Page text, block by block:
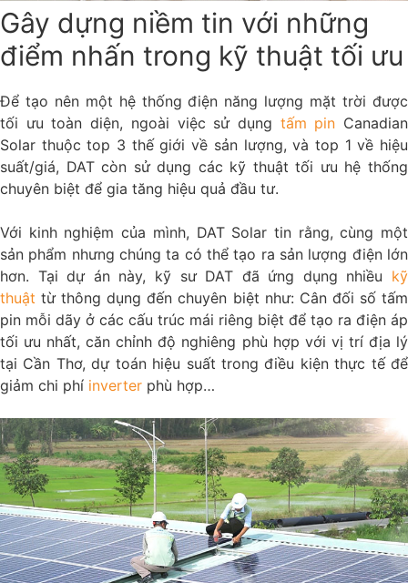
Gây dựng niềm tin với những
điểm nhấn trong kỹ thuật tối ưu
Để tạo nên một hệ thống điện năng lượng mặt trời được
tối ưu toàn diện, ngoài việc sử dụng tấm pin Canadian
Solar thuộc top 3 thế giới về sản lượng, và top 1 về hiệu
suất/giá, DAT còn sử dụng các kỹ thuật tối ưu hệ thống
chuyên biệt để gia tăng hiệu quả đầu tư.
Với kinh nghiệm của mình, DAT Solar tin rằng, cùng một
sản phẩm nhưng chúng ta có thể tạo ra sản lượng điện lớn
hơn. Tại dự án này, kỹ sư DAT đã ứng dụng nhiều kỹ
thuật từ thông dụng đến chuyên biệt như: Cân đối số tấm
pin mỗi dãy ở các cấu trúc mái riêng biệt để tạo ra điện áp
tối ưu nhất, căn chỉnh độ nghiêng phù hợp với vị trí địa lý
tại Cần Thơ, dự toán hiệu suất trong điều kiện thực tế để
giảm chi phí inverter phù hợp…